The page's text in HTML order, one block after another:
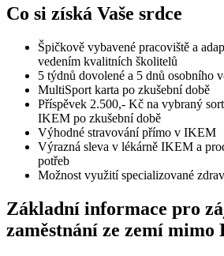
Co si získá Vaše srdce
Špičkově vybavené pracoviště a
vedením kvalitních školitelů
5 týdnů dovolené a 5 dnů osobního
MultiSport karta po zkušební době
Příspěvek 2.500,- Kč na vybraný
IKEM po zkušební době
Výhodné stravování přímo v IKEM
Výrazná sleva v lékárně IKEM a
potřeb
Možnost využití specializované
Základní informace pro
zaměstnání ze zemí mimo